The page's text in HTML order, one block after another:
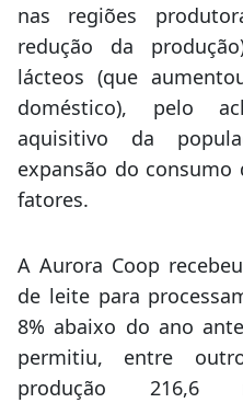
nas regiões
redução da
lácteos (que
doméstico), pelo
aquisitivo da
expansão do
fatores.
A Aurora Coop
de leite para
8% abaixo do ano
permitiu, entre
produção